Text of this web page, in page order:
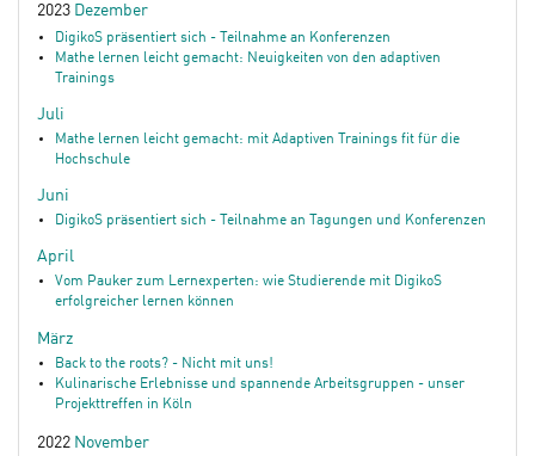
2023 Dezember
DigikoS präsentiert sich - Teilnahme an Konferenzen
Mathe lernen leicht gemacht: Neuigkeiten von den adaptiven
Trainings
Juli
Mathe lernen leicht gemacht: mit Adaptiven Trainings fit für die
Hochschule
Juni
DigikoS präsentiert sich - Teilnahme an Tagungen und Konferenzen
April
Vom Pauker zum Lernexperten: wie Studierende mit DigikoS
erfolgreicher lernen können
März
Back to the roots? - Nicht mit uns!
Kulinarische Erlebnisse und spannende Arbeitsgruppen - unser
Projekttreffen in Köln
2022 November